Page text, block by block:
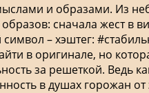
и образами. Из
сначала жест в
– хэштег:
в оригинале, но
за решеткой. Ведь
в душах горожан от